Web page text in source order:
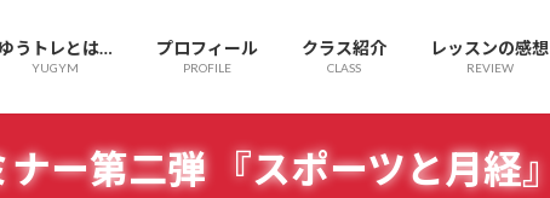
ゆうトレとは…
YUGYM
プロフィール
PROFILE
クラス紹介
CLASS
レッスンの感想
REVIEW
ー第二弾 『スポーツと月経』